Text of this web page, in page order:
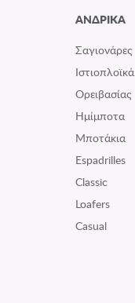
ΑΝΔΡΙΚΑ
Σαγιονάρες
Ιστιοπλοϊκά
Ορειβασίας
Ημίμποτα
Μποτάκια
Espadrilles
Classic
Loafers
Casual